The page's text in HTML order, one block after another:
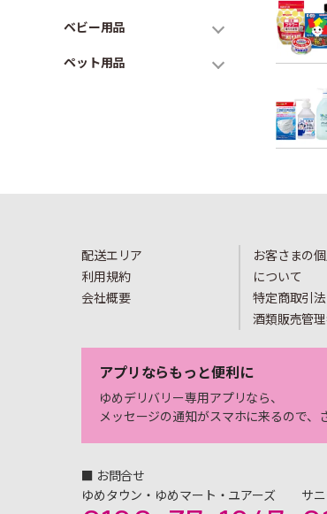
ベビー用品
ペット用品
配送エリア
利用規約
会社概要
お客さまの
について
特定商取引
酒類販売管
アプリならもっと便利に
ゆめデリバリー専用アプリなら、
メッセージの通知がスマホに来るので、
■ お問合せ
ゆめタウン・ゆめマート・ユアーズ
サ